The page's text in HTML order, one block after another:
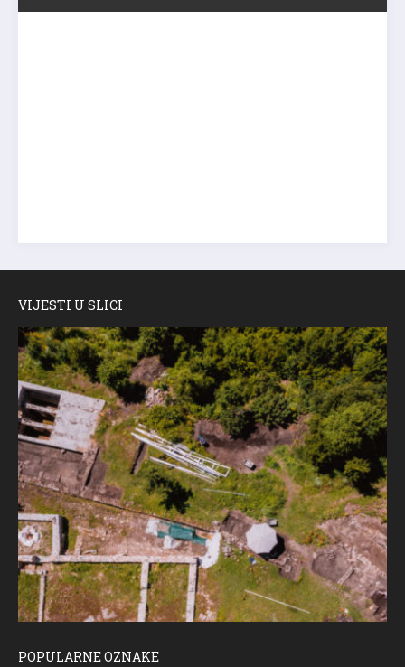
VIJESTI U SLICI
POPULARNE OZNAKE